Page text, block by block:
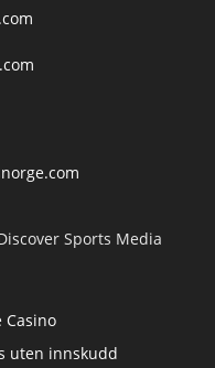
Sports Media
Casino
uten innskudd